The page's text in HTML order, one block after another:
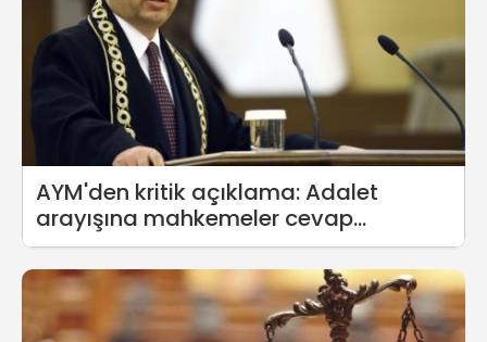
AYM'den kritik açıklama: Adalet
arayışına mahkemeler cevap
vermezse hukuk dışı yollar ortaya
çıkar